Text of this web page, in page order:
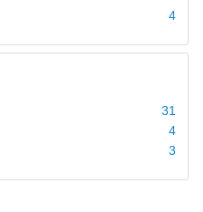
4
31
4
3